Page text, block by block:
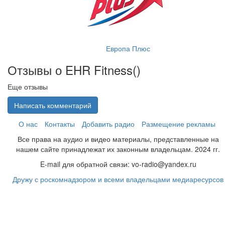
Европа Плюс
Отзывы о EHR Fitness()
Еще отзывы
Написать комментарий
О нас
Контакты Добавить радио
Размещение рекламы
Все права на аудио и видео материалы, представленные на
нашем сайте принадлежат их законным владельцам. 2024 гг.
E-mail для обратной связи: vo-radio@yandex.ru
Дружу с роскомнадзором и всеми владельцами медиаресурсов